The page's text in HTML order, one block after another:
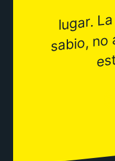
lugar.
sabio,